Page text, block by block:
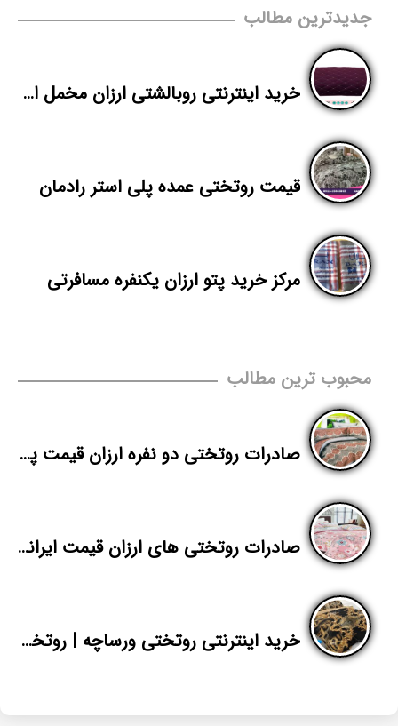
جدیدترین مطالب
خرید اینترنتی روبالشتی ارزان مخمل از تولیدی تهران
قیمت روتختی عمده پلی استر رادمان
مرکز خرید پتو ارزان یکنفره مسافرتی
محبوب ترین مطالب
صادرات روتختی دو نفره ارزان قیمت پلی استر
صادرات روتختی های ارزان قیمت ایرانی پاندا
خرید اینترنتی روتختی ورساچه | روتختی سه بعدی دونفره | پاندا